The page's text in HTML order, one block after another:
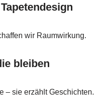
wir Raumwirkung.
bleiben
– sie erzählt Geschichten.